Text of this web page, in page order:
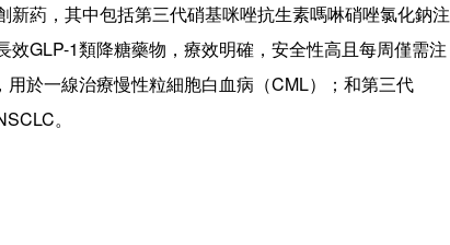
葯，其中包括第三代硝基咪唑抗生素嗎啉硝唑氯化鈉注
效GLP-1類降糖藥物，療效明確，安全性高且每周僅需注
用於一線治療慢性粒細胞白血病（CML）；和第三代
。